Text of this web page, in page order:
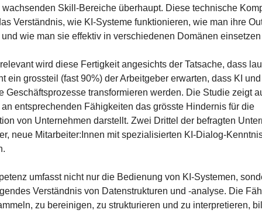
Skill-Bereiche überhaupt. Diese technische
Verständnis, wie KI-Systeme funktionieren, wie man ihre
wie man sie effektiv in verschiedenen Domänen
wird diese Fertigkeit angesichts der Tatsache, dass
ein grossteil (fast 90%) der Arbeitgeber erwarten, dass KI
Geschäftsprozesse transformieren werden. Die Studie zeigt
entsprechenden Fähigkeiten das grösste Hindernis für die
von Unternehmen darstellt. Zwei Drittel der befragten
neue Mitarbeiter:Innen mit spezialisierten KI-Dialog-
umfasst nicht nur die Bedienung von KI-Systemen,
Verständnis von Datenstrukturen und -analyse. Die
zu bereinigen, zu strukturieren und zu interpretieren,